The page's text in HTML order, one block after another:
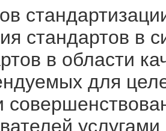
стандартов в
в области
для